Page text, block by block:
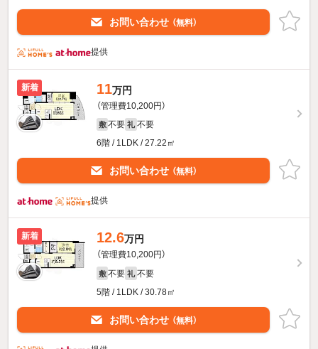
お問い合わせ （無料）
提供
新着 11万円
（管理費10,200円）
敷 不要 礼 不要
6階 / 1LDK / 27.22㎡
お問い合わせ （無料）
提供
新着 12.6万円
（管理費10,200円）
敷 不要 礼 不要
5階 / 1LDK / 30.78㎡
お問い合わせ （無料）